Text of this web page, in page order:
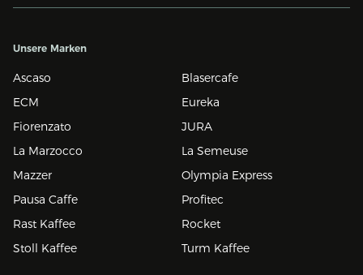
Unsere Marken
Ascaso
Blasercafe
ECM
Eureka
Fiorenzato
JURA
La Marzocco
La Semeuse
Mazzer
Olympia Express
Pausa Caffe
Profitec
Rast Kaffee
Rocket
Stoll Kaffee
Turm Kaffee